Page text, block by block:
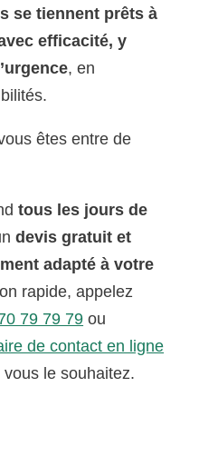
se tiennent prêts à
efficacité, y
, en
êtes entre de
tous les jours de
devis gratuit et
adapté à votre
rapide, appelez
79 79 79 ou
de contact en ligne
le souhaitez.